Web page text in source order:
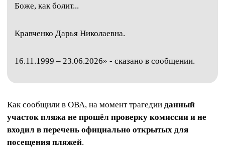
Боже, как болит...
Кравченко Дарья Николаевна.
16.11.1999 – 23.06.2026» - сказано в сообщении.
Как сообщили в ОВА, на момент трагедии данный
участок пляжа не прошёл проверку комиссии и не
входил в перечень официально открытых для
посещения пляжей.